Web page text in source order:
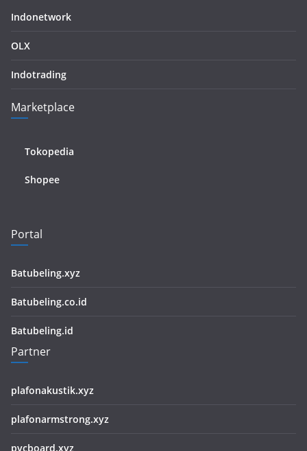
Indonetwork
OLX
Indotrading
Marketplace
Tokopedia
Shopee
Portal
Batubeling.xyz
Batubeling.co.id
Batubeling.id
Partner
plafonakustik.xyz
plafonarmstrong.xyz
pvcboard.xyz